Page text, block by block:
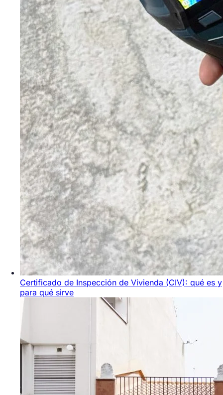
Certificado de Inspección de Vivienda (CIV): qué es y
para qué sirve